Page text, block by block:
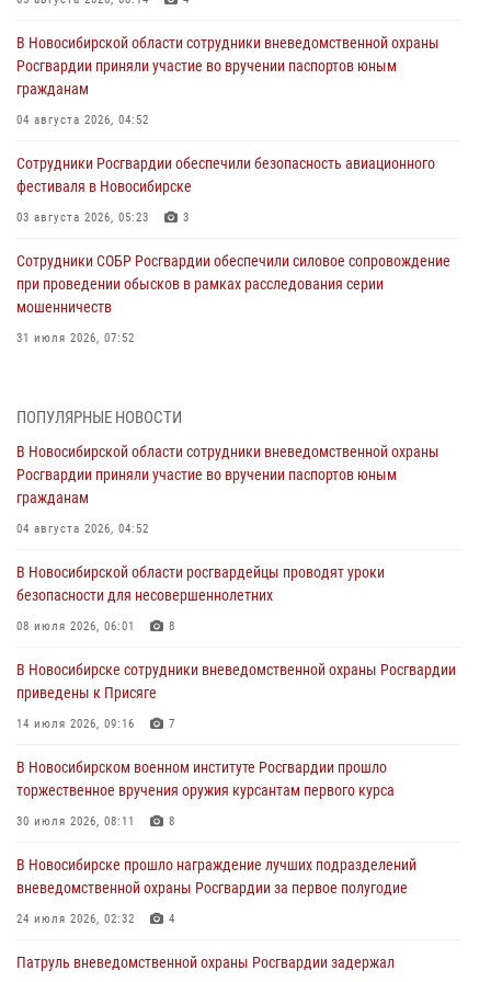
В Новосибирской области сотрудники вневедомственной охраны
Росгвардии приняли участие во вручении паспортов юным
гражданам
04 августа 2026, 04:52
Сотрудники Росгвардии обеспечили безопасность авиационного
фестиваля в Новосибирске
03 августа 2026, 05:23 3
Сотрудники СОБР Росгвардии обеспечили силовое сопровождение
при проведении обысков в рамках расследования серии
мошенничеств
31 июля 2026, 07:52
При силовой поддержке бойцов ОМОН и СОБР Росгвардии
пресечена деятельность группы лиц, причастных к мошенничеству
в сфере страхования
В Новосибирске сотрудниками вневедомственной охраны
Росгвардии задержан гражданин, находящийся в розыске
В Новосибирске военнослужащие отряда спецназа «Ермак»
Росгвардии провели занятия по беспарашютному десантированию
В Новосибирске военнослужащие Росгвардии почтили память детей
– жертв войны в Донбассе
ПОПУЛЯРНЫЕ НОВОСТИ
В Новосибирской области сотрудники вневедомственной охраны
Росгвардии приняли участие во вручении паспортов юным
гражданам
04 августа 2026, 04:52
В Новосибирской области росгвардейцы проводят уроки
безопасности для несовершеннолетних
08 июля 2026, 06:01 8
В Новосибирске сотрудники вневедомственной охраны Росгвардии
приведены к Присяге
14 июля 2026, 09:16 7
В Новосибирском военном институте Росгвардии прошло
торжественное вручения оружия курсантам первого курса
30 июля 2026, 08:11 8
В Новосибирске прошло награждение лучших подразделений
вневедомственной охраны Росгвардии за первое полугодие
24 июля 2026, 02:32 4
Патруль вневедомственной охраны Росгвардии задержал